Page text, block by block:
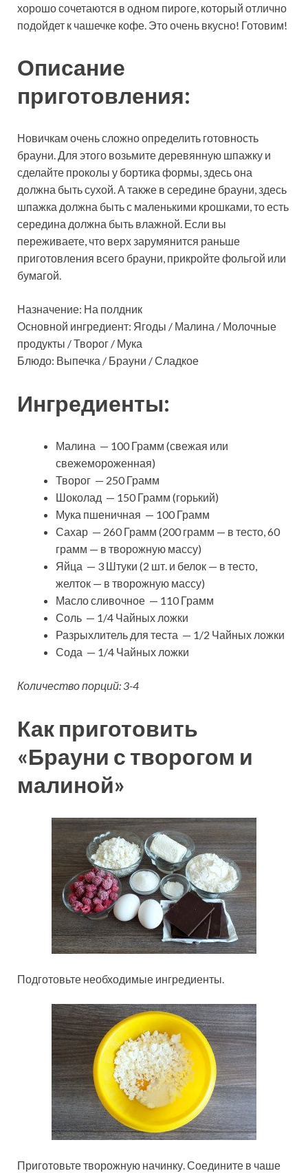
хорошо сочетаются в одном пироге, который отлично
подойдет к чашечке кофе. Это очень вкусно! Готовим!
Описание
приготовления:
Новичкам очень сложно определить готовность
брауни. Для этого возьмите деревянную шпажку и
сделайте проколы у бортика формы, здесь она
должна быть сухой. А также в середине брауни, здесь
шпажка должна быть с маленькими крошками, то есть
середина должна быть влажной. Если вы
переживаете, что верх зарумянится раньше
приготовления всего брауни, прикройте фольгой или
бумагой.
Назначение: На полдник
Основной ингредиент: Ягоды / Малина / Молочные
продукты / Творог / Мука
Блюдо: Выпечка / Брауни / Сладкое
Ингредиенты:
Малина — 100 Грамм (свежая или
свежемороженная)
Творог — 250 Грамм
Шоколад — 150 Грамм (горький)
Мука пшеничная — 100 Грамм
Сахар — 260 Грамм (200 грамм — в тесто, 60
грамм — в творожную массу)
Яйца — 3 Штуки (2 шт. и белок — в тесто,
желток — в творожную массу)
Масло сливочное — 110 Грамм
Соль — 1/4 Чайных ложки
Разрыхлитель для теста — 1/2 Чайных ложки
Сода — 1/4 Чайных ложки
Количество порций: 3-4
Как приготовить
«Брауни с творогом и
малиной»
Подготовьте необходимые ингредиенты.
Приготовьте творожную начинку. Соедините в чаше